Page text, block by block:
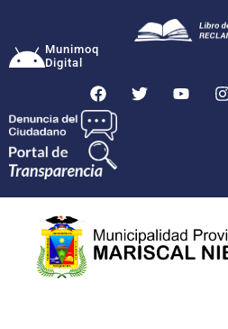
Munimoq
Digital